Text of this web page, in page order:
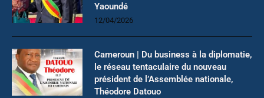
Yaoundé
12/04/2026
Cameroun | Du business à la diplomatie,
le réseau tentaculaire du nouveau
président de l’Assemblée nationale,
Théodore Datouo